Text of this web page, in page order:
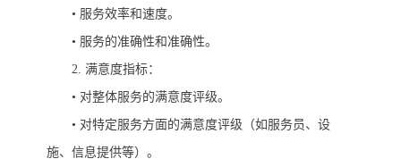
• 服务效率和速度。
• 服务的准确性和准确性。
2. 满意度指标：
• 对整体服务的满意度评级。
• 对特定服务方面的满意度评级（如服务员、设
施、信息提供等）。